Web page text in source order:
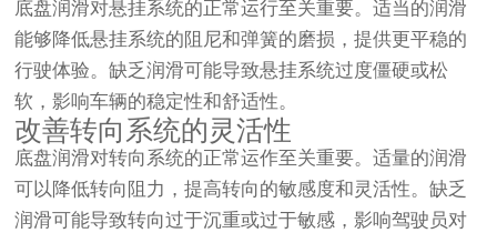
底盘润滑对悬挂系统的正常运行至关重要。适当的润滑
能够降低悬挂系统的阻尼和弹簧的磨损，提供更平稳的
行驶体验。缺乏润滑可能导致悬挂系统过度僵硬或松
软，影响车辆的稳定性和舒适性。
改善转向系统的灵活性
底盘润滑对转向系统的正常运作至关重要。适量的润滑
可以降低转向阻力，提高转向的敏感度和灵活性。缺乏
润滑可能导致转向过于沉重或过于敏感，影响驾驶员对